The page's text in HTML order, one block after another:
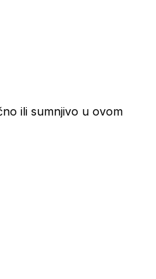
ili sumnjivo u ovom